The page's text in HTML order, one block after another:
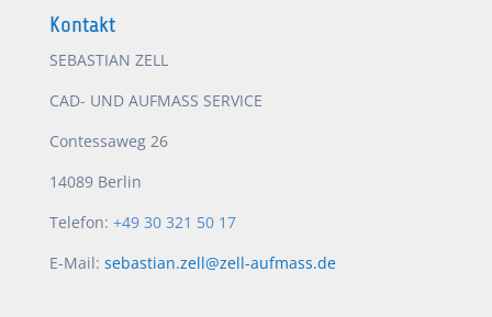
Kontakt
SEBASTIAN ZELL
CAD- UND AUFMASS SERVICE
Contessaweg 26
14089 Berlin
Telefon: +49 30 321 50 17
E-Mail: sebastian.zell@zell-aufmass.de